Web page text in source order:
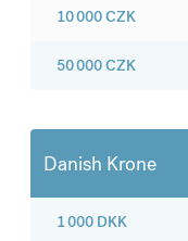
10 000CZK
50 000CZK
Danish Krone
1 000 DKK